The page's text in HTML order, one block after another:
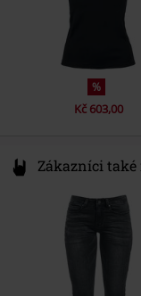
%
Kč 603,00
Zákazníci